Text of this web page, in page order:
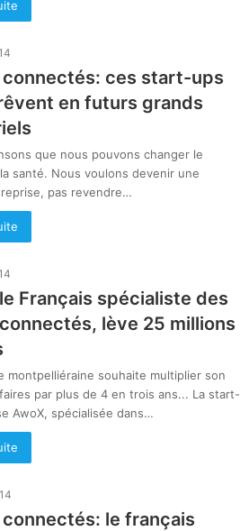
ces start-ups
en futurs grands
que nous pouvons changer le
santé. Nous voulons devenir une
pas revendre…
Français spécialiste des
lève 25 millions
montpelliéraine souhaite multiplier son
par plus de 4 en trois ans... La start-
AwoX, spécialisée dans…
le français